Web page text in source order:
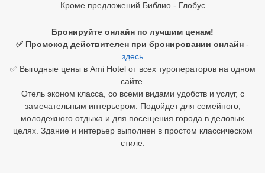
Кроме предложений Библио - Глобус
Бронируйте онлайн по лучшим ценам!
✅ Промокод действителен при бронировании онлайн -
здесь
✅ Выгодные цены в Ami Hotel от всех туроператоров на одном
сайте.
Отель эконом класса, со всеми видами удобств и услуг, с
замечательным интерьером. Подойдет для семейного,
молодежного отдыха и для посещения города в деловых
целях. Здание и интерьер выполнен в простом классическом
стиле.
Таиланд
ОАЭ
Египет
Куба